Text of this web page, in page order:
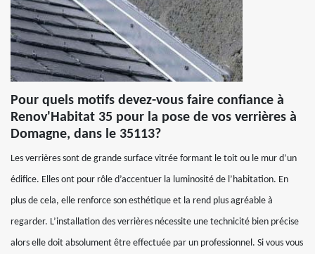
Pour quels motifs devez-vous faire confiance à
Renov'Habitat 35 pour la pose de vos verrières à
Domagne, dans le 35113?
Les verrières sont de grande surface vitrée formant le toit ou le mur d’un
édifice. Elles ont pour rôle d’accentuer la luminosité de l’habitation. En
plus de cela, elle renforce son esthétique et la rend plus agréable à
regarder. L’installation des verrières nécessite une technicité bien précise
alors elle doit absolument être effectuée par un professionnel. Si vous vous